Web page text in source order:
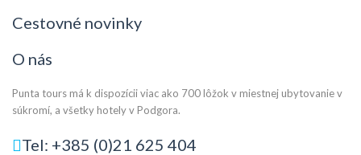
Cestovné novinky
O nás
Punta tours má k dispozícii viac ako 700 lôžok v miestnej ubytovanie v
súkromí, a všetky hotely v Podgora.
Tel: +385 (0)21 625 404